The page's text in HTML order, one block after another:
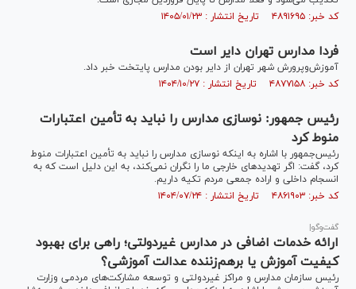
کد خبر: ۴۸۹۱۶۹۵ تاریخ انتشار : ۱۴۰۵/۰۱/۲۳
فردا مدارس تهران دایر است
آموزش‌وپرورش شهر تهران از دایر بودن مدارس پایتخت خبر داد.
کد خبر: ۴۸۷۷۱۵۸ تاریخ انتشار : ۱۴۰۴/۱۰/۲۷
رئیس جمهور: نوسازی مدارس را نباید به تأمین اعتبارات
منوط کرد
رئیس‌جمهور با اشاره به اینکه نوسازی مدارس را نباید به تأمین اعتبارات منوط
کرد، گفت: اگر تهدید‌های خارجی ما را نگران نمی‌کند، به این دلیل است که به
انسجام داخلی و اراده جمعی مردم تکیه داریم.
کد خبر: ۴۸۶۱۹۰۳ تاریخ انتشار : ۱۴۰۴/۰۷/۲۴
گفت‌وگو|
ارائه خدمات اضافی در مدارس غیردولتی؛ راهی برای بهبود
کیفیت آموزش یا برهم‌زننده عدالت آموزشی؟
رئیس سازمان مدارس و مراکز غیر‌دولتی و توسعه مشارکت‌های مردمی وزارت